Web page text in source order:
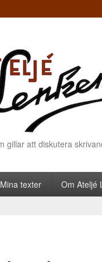
gillar att diskutera
content
content
Mina texter Om Ateljé